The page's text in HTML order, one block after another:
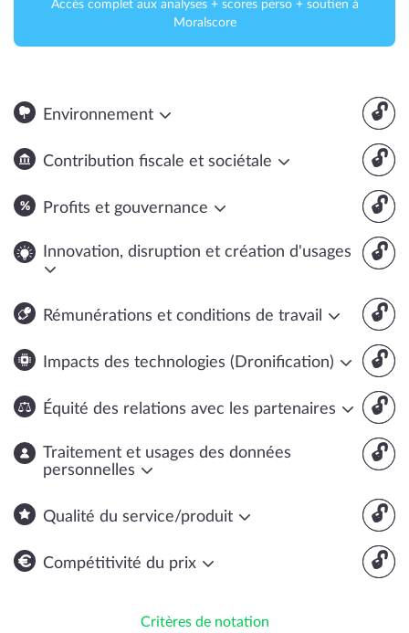
Accès complet aux analyses + scores perso + soutien à
Moralscore
🔓
Environnement
🔓
Contribution fiscale et sociétale
🔓
Profits et gouvernance
🔓
Innovation, disruption et création d'usages
🔓
Rémunérations et conditions de travail
🔓
Impacts des technologies (Dronification)
🔓
Équité des relations avec les partenaires
🔓
Traitement et usages des données
personnelles
🔓
Qualité du service/produit
🔓
Compétitivité du prix
Critères de notation